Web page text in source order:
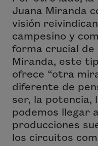
Juana Miranda
visión
campesino y
forma crucial de
Miranda, este
ofrece “otra
diferente de
ser, la potencia,
podemos llegar
producciones
los circuitos